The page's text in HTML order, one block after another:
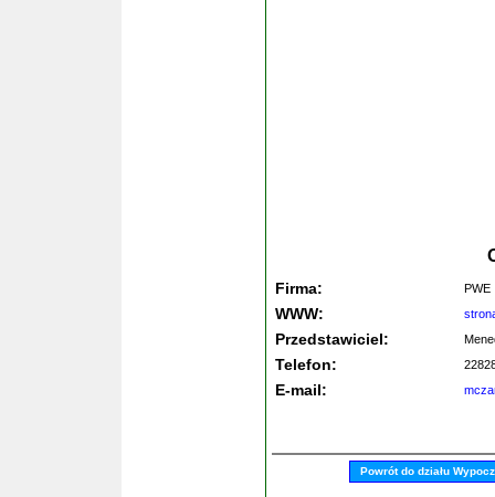
Firma: PWE
WWW:
Przedstawiciel:
Telefon:
E-mail:
Powrót do działu